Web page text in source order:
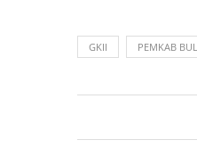
GKII PEMKAB